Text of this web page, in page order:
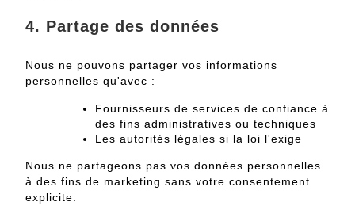
4. Partage des données
Nous ne pouvons partager vos informations
personnelles qu'avec :
Fournisseurs de services de confiance à
des fins administratives ou techniques
Les autorités légales si la loi l'exige
Nous ne partageons pas vos données personnelles
à des fins de marketing sans votre consentement
explicite.